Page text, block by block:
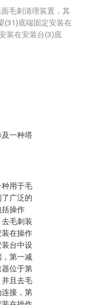
一种塔
用于毛
广泛的
括操作
毛刺装
在操作
台中设
第一减
位于第
且去毛
接，第
毛刺清理装置，其
(31)底端固定安装在
装在安装台(3)底